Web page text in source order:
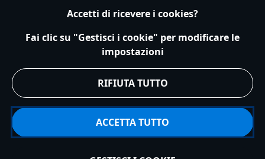
Accetti di ricevere i cookies?
Fai clic su "Gestisci i cookie" per modificare le
impostazioni
RIFIUTA TUTTO
ACCETTA TUTTO